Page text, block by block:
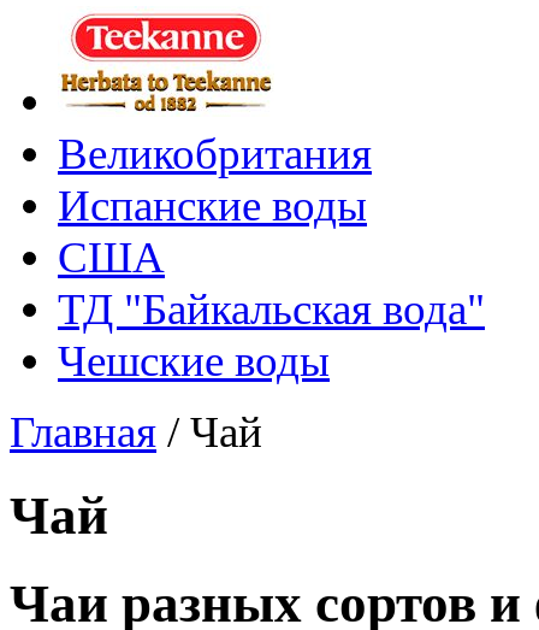
Великобритания
Испанские воды
США
ТД "Байкальская вода"
Чешские воды
Главная /Чай
Чай
Чаи разных сортов и